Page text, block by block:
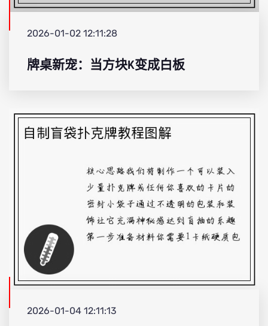
2026-01-02 12:11:28
牌桌新宠：当方块K变成白板
2026-01-04 12:11:13